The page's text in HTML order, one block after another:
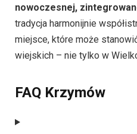
nowoczesnej,
tradycja harmonijnie
miejsce, które może
wiejskich – nie tylko w
FAQ Krzymów